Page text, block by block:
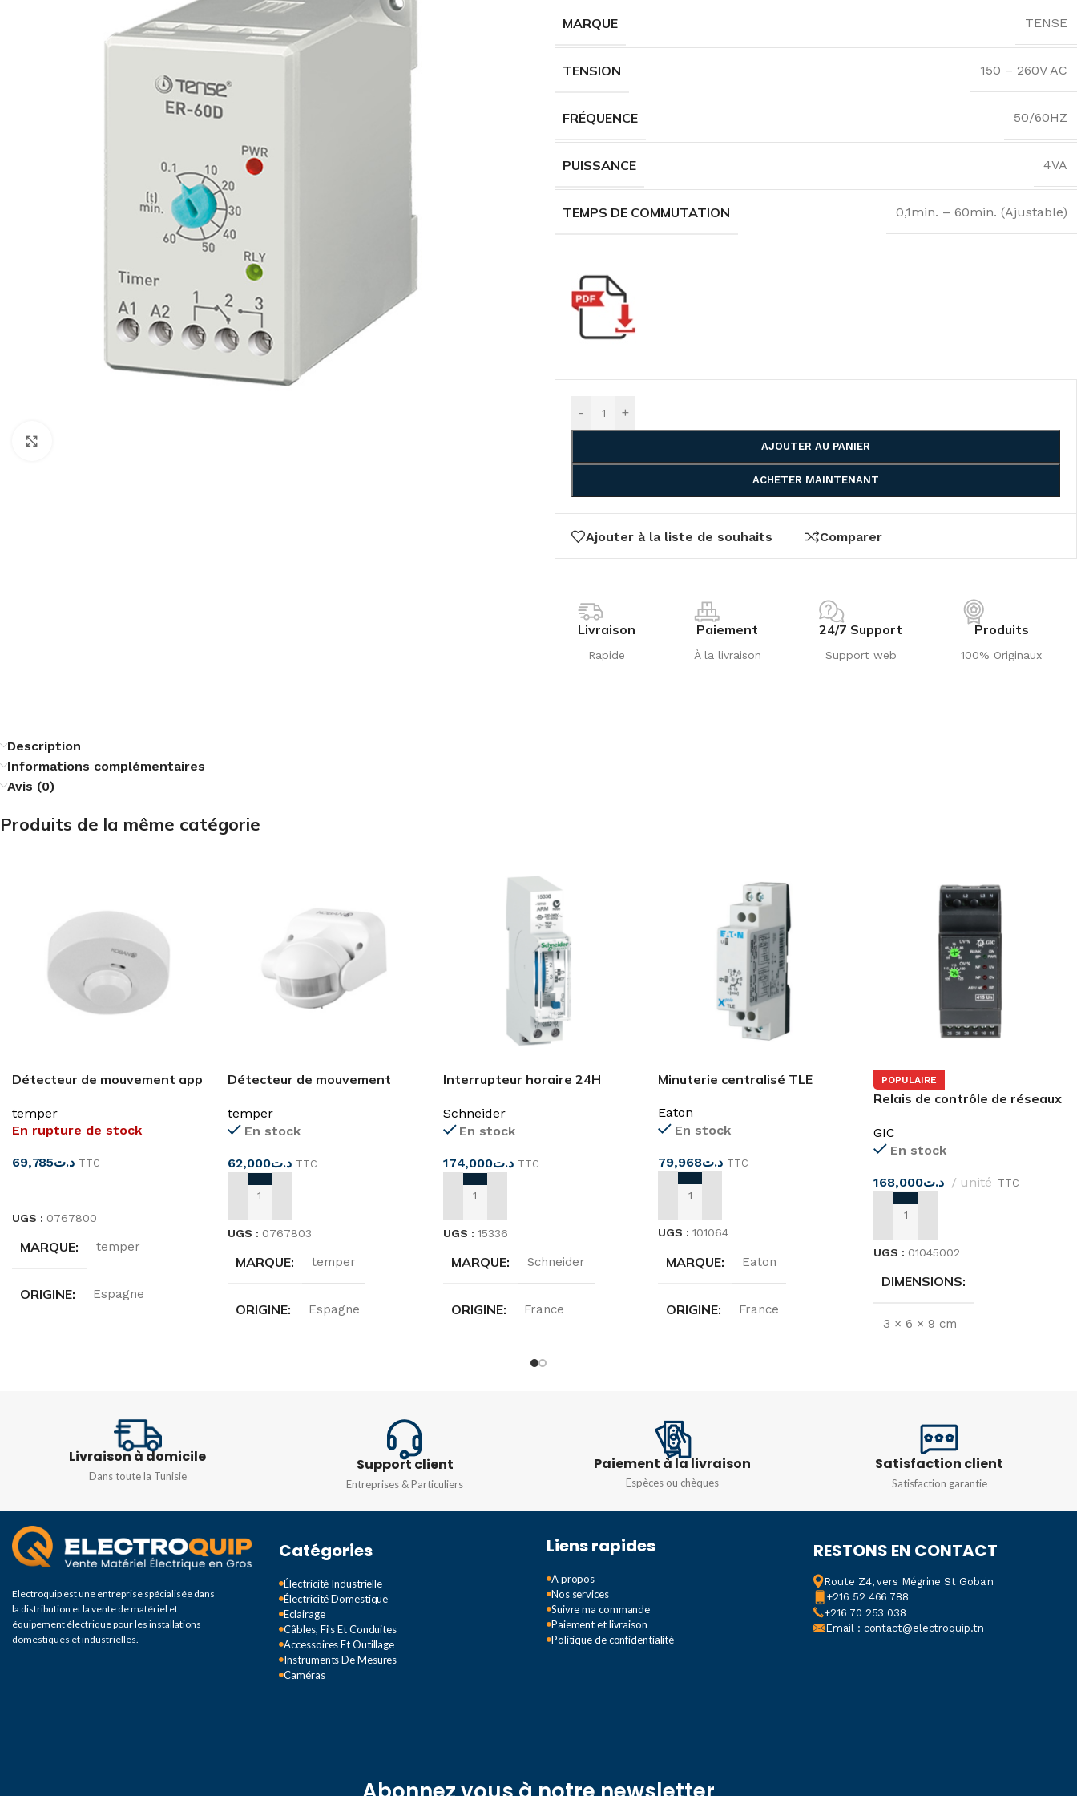
MARQUE TENSE
TENSION 150 – 260V AC
FRÉQUENCE 50/60HZ
PUISSANCE 4VA
TEMPS DE COMMUTATION 0,1min. – 60min. (Ajustable)
- +
AJOUTER AU PANIER
ACHETER MAINTENANT
Ajouter à la liste de souhaits Comparer
Livraison
Rapide
Paiement
À la livraison
24/7 Support
Support web
Produits
100% Originaux
Description
Informations complémentaires
Avis (0)
Produits de la même catégorie
Détecteur de mouvement app
temper
En rupture de stock
د.ت69,785 TTC
UGS : 0767800
MARQUE temper
ORIGINE Espagne
CHAMP DE DÉTECTION
Détecteur de mouvement
temper
En stock
د.ت62,000 TTC
AJOUTER AU PANIER
UGS : 0767803
MARQUE temper
ORIGINE Espagne
DEGRÉ DE PROTECTION
Interrupteur horaire 24H
100h
Schneider
En stock
د.ت174,000 TTC
AJOUTER AU PANIER
UGS : 15336
MARQUE Schneider
ORIGINE France
240V
Minuterie centralisé TLE
Eaton
En stock
د.ت79,968 TTC
AJOUTER AU PANIER
UGS :101064
MARQUE Eaton
ORIGINE France
POPULAIRE
Relais de contrôle de réseaux
GIC
En stock
د.ت168,000 unité TTC
AJOUTER AU PANIER
UGS : 01045002
DIMENSIONS
3 × 6 × 9 cm
DIMENSIONS
CONFIGURATION DE
2 RT
Livraison à domicile
Dans toute la Tunisie
Support client
Entreprises & Particuliers
Paiement à la livraison
Espèces ou chèques
Satisfaction client
Satisfaction garantie
Electroquip est une entreprise spécialisée dans
la distribution et la vente de matériel et
équipement électrique pour les installations
domestiques et industrielles.
Catégories
Électricité Industrielle
Électricité Domestique
Eclairage
Câbles, Fils Et Conduites
Accessoires Et Outillage
Instruments De Mesures
Caméras
Liens rapides
A propos
Nos services
Suivre ma commande
Paiement et livraison
Politique de confidentialité
RESTONS EN CONTACT
Route Z4, vers Mégrine St Gobain
+216 52 466 788
+216 70 253 038
Email : contact@electroquip.tn